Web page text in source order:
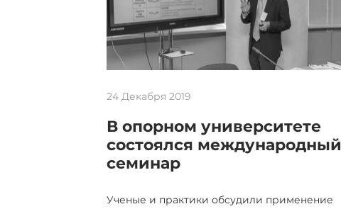
24 Декабря 2019
В опорном университете
состоялся международный
семинар
Ученые и практики обсудили применение